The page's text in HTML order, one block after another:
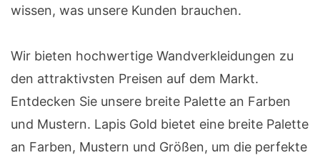
wissen, was unsere Kunden brauchen.
Wir bieten hochwertige Wandverkleidungen zu
den attraktivsten Preisen auf dem Markt.
Entdecken Sie unsere breite Palette an Farben
und Mustern. Lapis Gold bietet eine breite Palette
an Farben, Mustern und Größen, um die perfekte